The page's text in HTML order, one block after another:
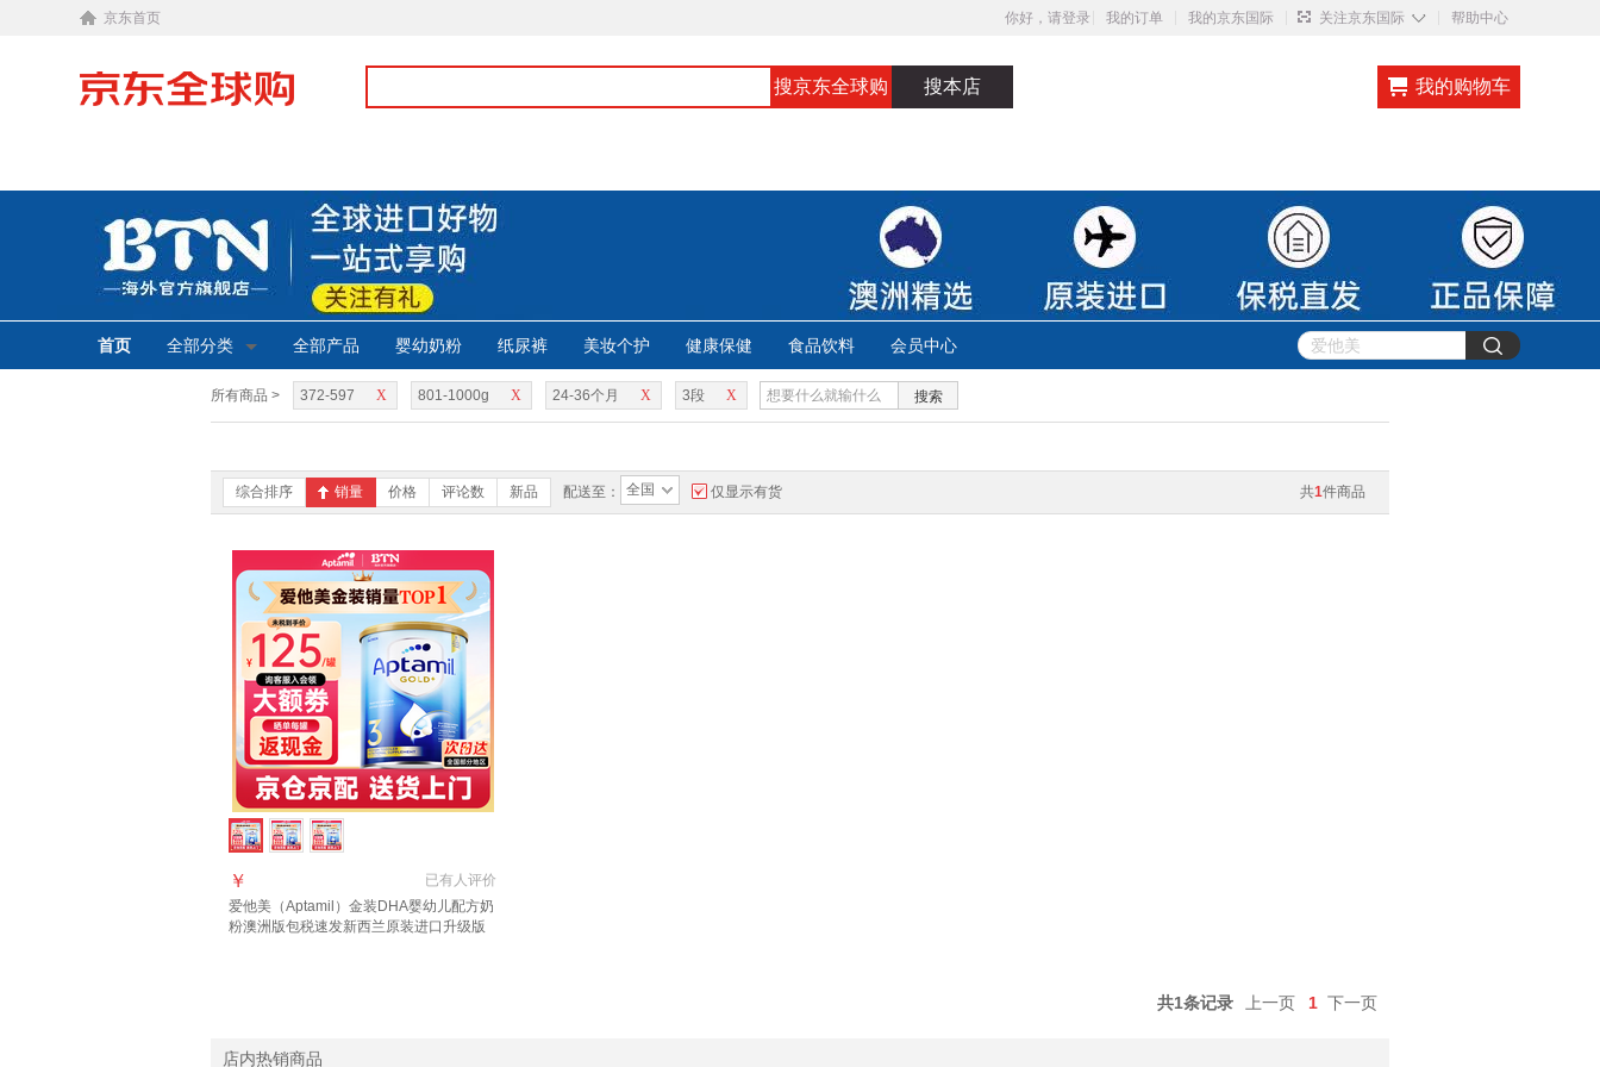
京东首页 你好，请登录 我的订单 我的京东国际 关注京东国际 ◇ 帮助中心
搜京东全球购 搜本店 我的购物车
首页 全部分类 全部产品 婴幼奶粉 纸尿裤 美妆个护 健康保健 食品饮料 会员中心
所有商品 > X
372-597 X
801-1000g X
24-36个月 X
3段 搜索
共1件商品
综合排序 销量 价格 评论数 新品 配送至： 全国 仅显示有货
已有人评价
￥
爱他美（Aptamil）金装DHA婴幼儿配方奶
粉澳洲版包税速发新西兰原装进口升级版
共1条记录 上一页 1 下一页
店内热销商品